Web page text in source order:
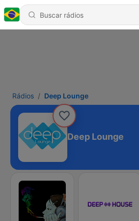
Rádios Deep Lounge
Deep Lounge